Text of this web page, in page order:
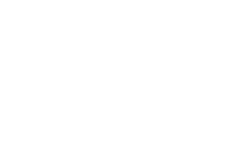
Detenidos cuando
873 kilos de
parking de un